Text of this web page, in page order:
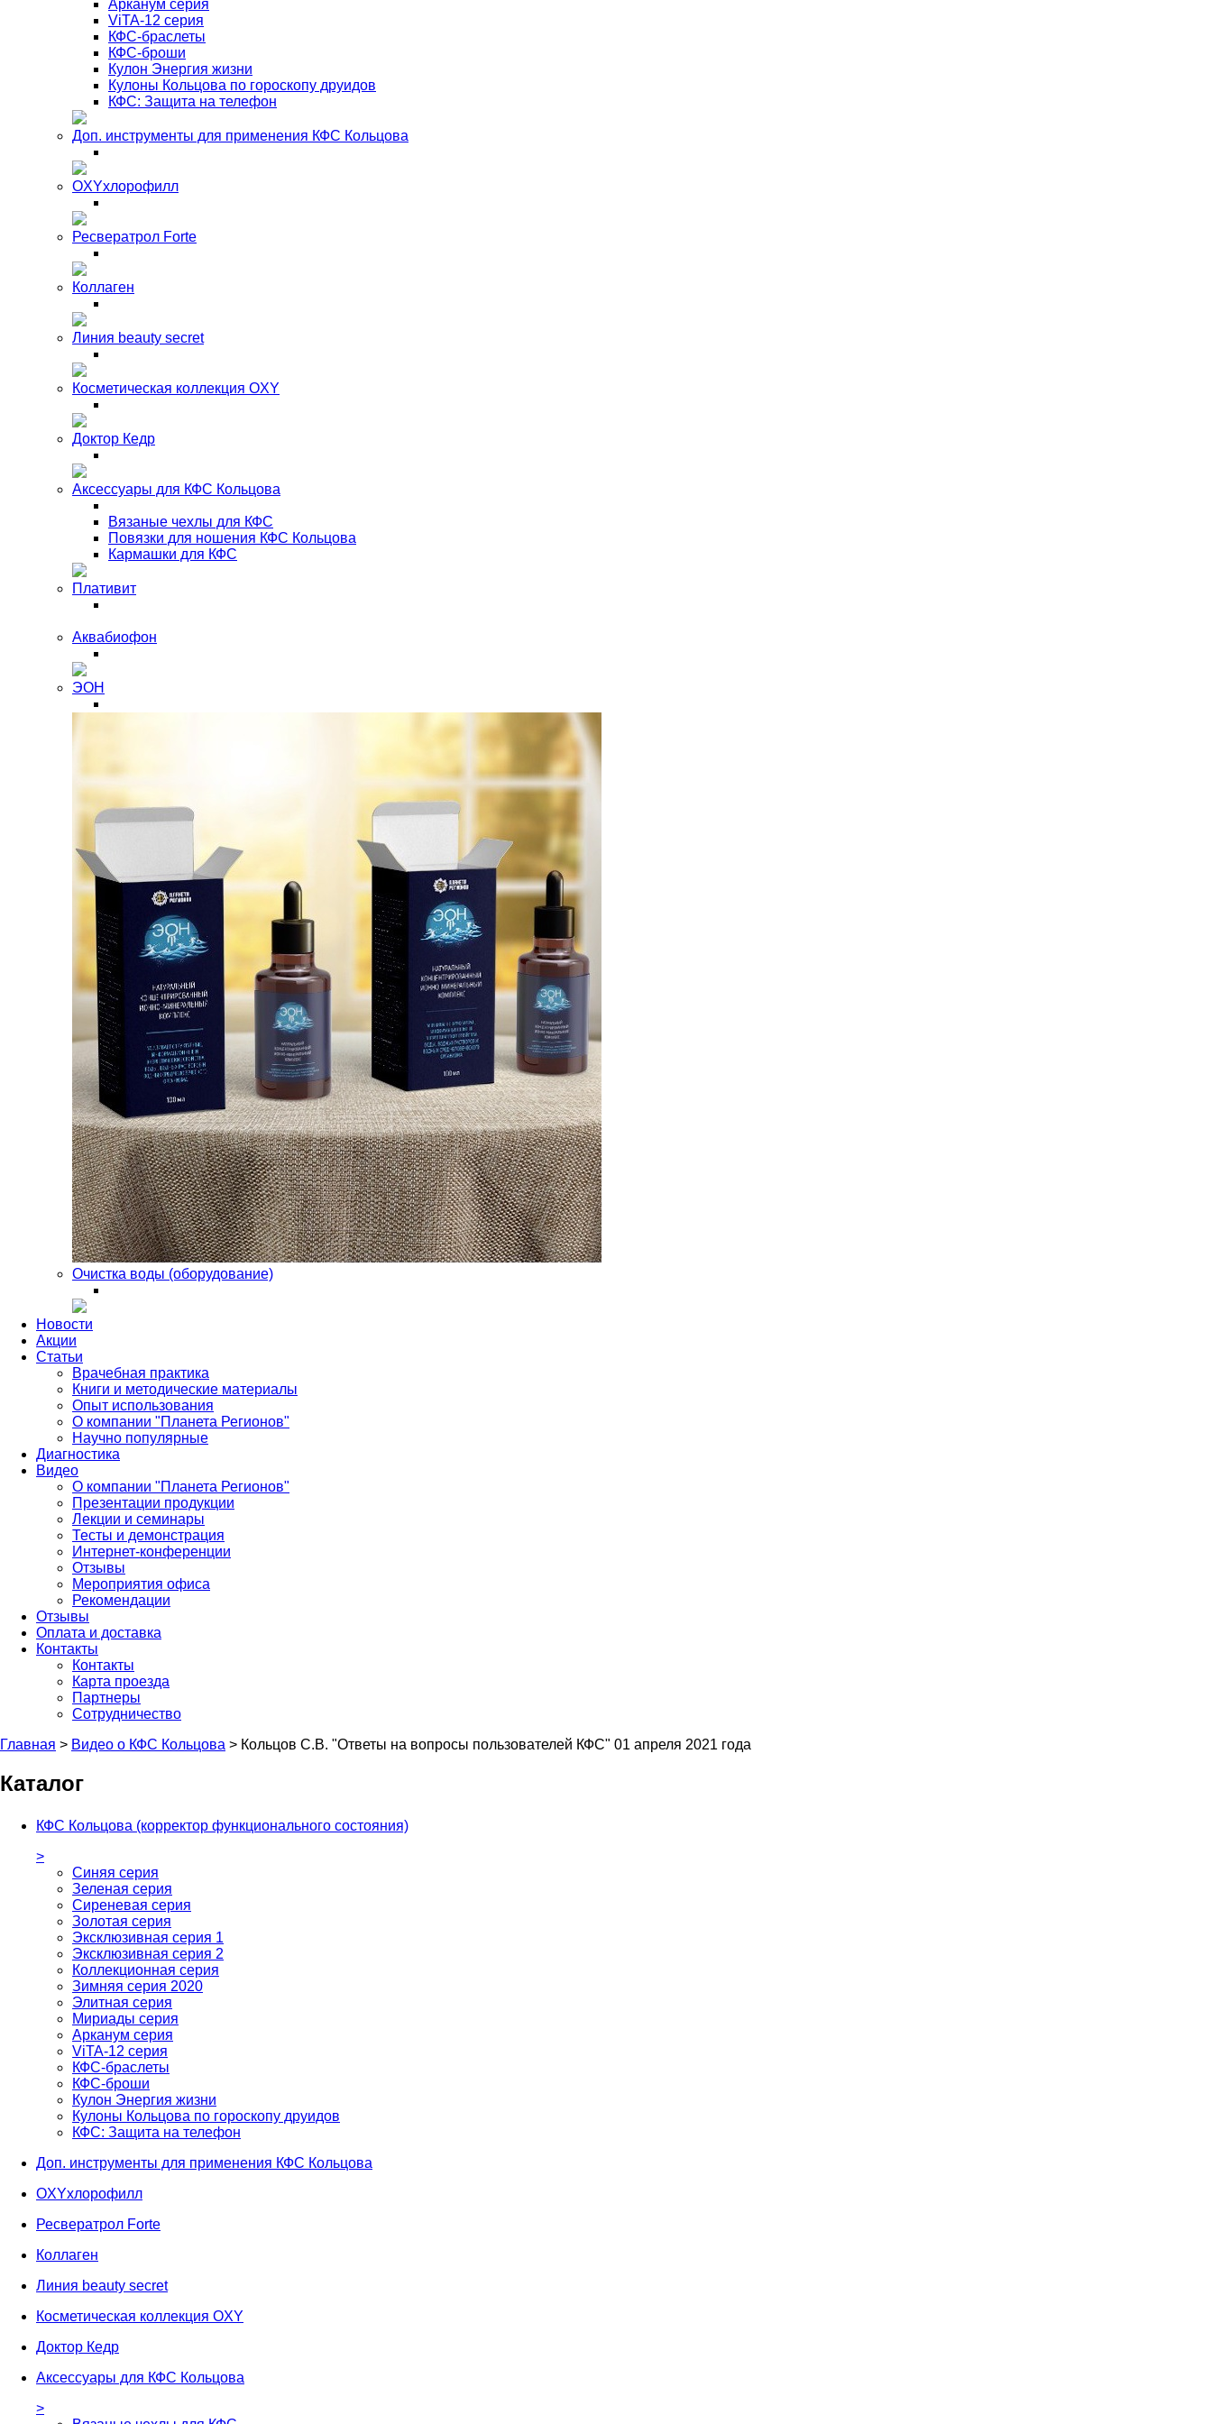
Арканум серия
ViTA-12 серия
КФС-браслеты
КФС-броши
Кулон Энергия жизни
Кулоны Кольцова по гороскопу друидов
КФС: Защита на телефон
Доп. инструменты для применения КФС Кольцова
OXYхлорофилл
Ресвератрол Forte
Коллаген
Линия beauty secret
Косметическая коллекция OXY
Доктор Кедр
Аксессуары для КФС Кольцова
Вязаные чехлы для КФС
Повязки для ношения КФС Кольцова
Кармашки для КФС
Плативит
Аквабиофон
ЭОН
Очистка воды (оборудование)
Новости
Акции
Статьи
Врачебная практика
Книги и методические материалы
Опыт использования
О компании "Планета Регионов"
Научно популярные
Диагностика
Видео
О компании "Планета Регионов"
Презентации продукции
Лекции и семинары
Тесты и демонстрация
Интернет-конференции
Отзывы
Мероприятия офиса
Рекомендации
Отзывы
Оплата и доставка
Контакты
Контакты
Карта проезда
Партнеры
Сотрудничество
Главная > Видео о КФС Кольцова > Кольцов С.В. "Ответы на вопросы пользователей КФС" 01 апреля 2021 года
Каталог
КФС Кольцова (корректор функционального состояния)
>
Синяя серия
Зеленая серия
Сиреневая серия
Золотая серия
Эксклюзивная серия 1
Эксклюзивная серия 2
Коллекционная серия
Зимняя серия 2020
Элитная серия
Мириады серия
Арканум серия
ViTA-12 серия
КФС-браслеты
КФС-броши
Кулон Энергия жизни
Кулоны Кольцова по гороскопу друидов
КФС: Защита на телефон
Доп. инструменты для применения КФС Кольцова
OXYхлорофилл
Ресвератрол Forte
Коллаген
Линия beauty secret
Косметическая коллекция OXY
Доктор Кедр
Аксессуары для КФС Кольцова
>